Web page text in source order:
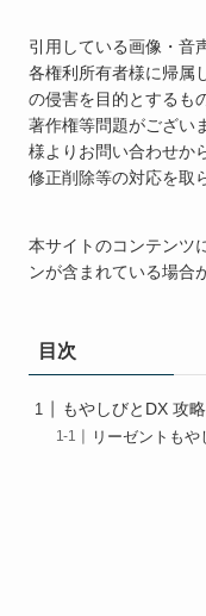
引用している画像・音
各権利所有者様に帰属
の侵害を目的とするも
著作権等問題がござい
様よりお問い合わせか
修正削除等の対応を取
本サイトのコンテンツ
ンが含まれている場合
目次
もやしびとDX 攻
リーゼントもや